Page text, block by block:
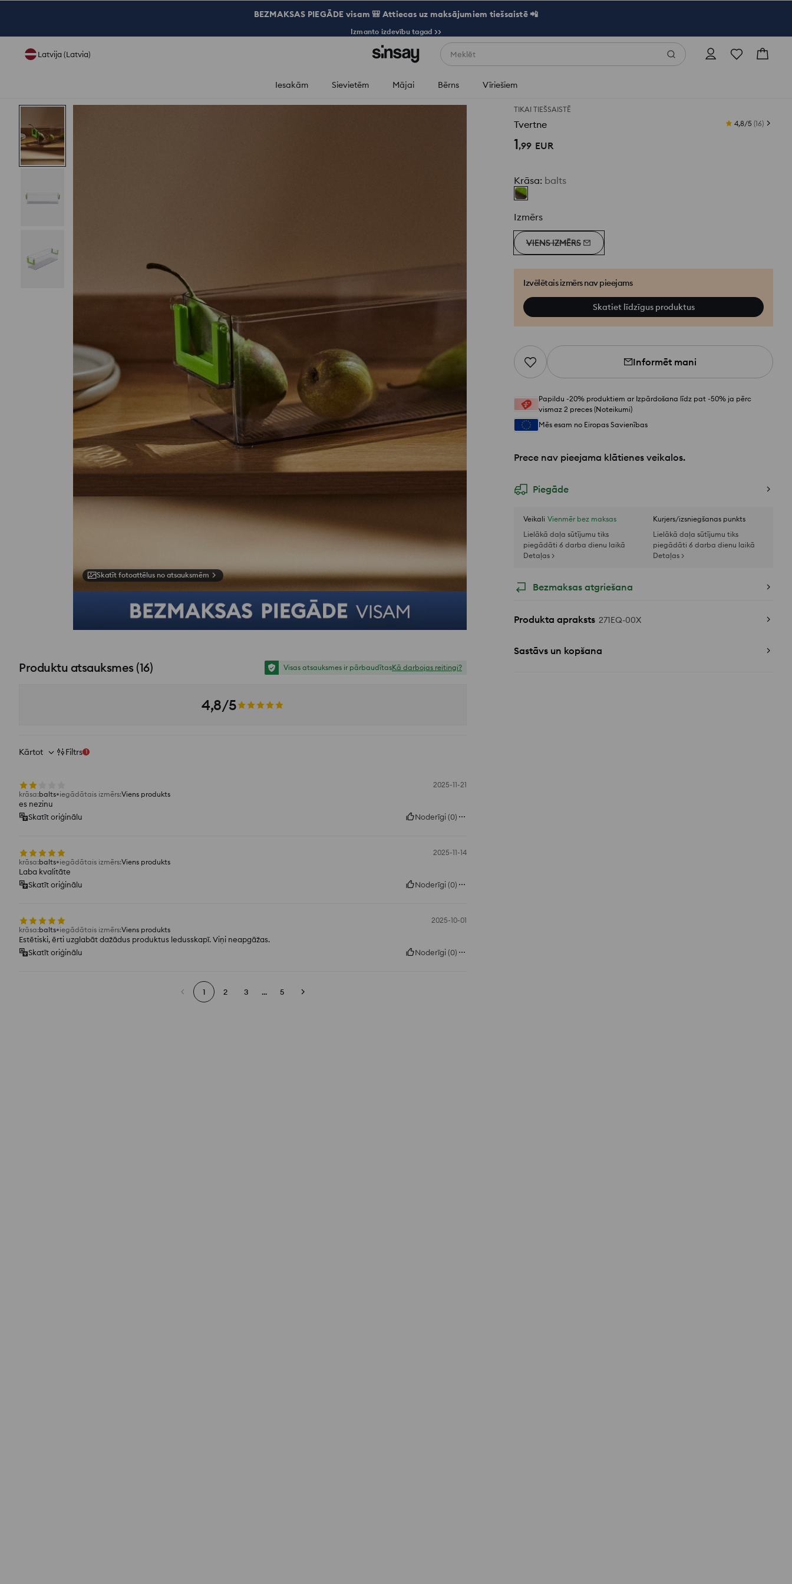
BEZMAKSAS PIEGĀDE visam 🎒 Attiecas uz maksājumiem tiešsaistē 📲
Izmanto izdevību tagad >>
Latvija (Latvia) Meklēt
Iesakām Sievietēm Mājai Bērns Vīriešiem
TIKAI TIEŠSAISTĒ
Tvertne 4,8/5 (16)
1,99 EUR
Krāsa: balts
Izmērs
VIENS IZMĒRS
Izvēlētais izmērs nav pieejams
Skatiet līdzīgus produktus
Informēt mani
Papildu -20% produktiem ar Izpārdošana līdz pat -50% ja pērc
vismaz 2 preces (Noteikumi)
Mēs esam no Eiropas Savienības
Prece nav pieejama klātienes veikalos.
Piegāde
Veikali Vienmēr bez maksas
Lielākā daļa sūtījumu tiks
piegādāti 6 darba dienu laikā
Detaļas >
Kurjers/izsniegšanas punkts
Lielākā daļa sūtījumu tiks
piegādāti 6 darba dienu laikā
Detaļas >
Bezmaksas atgriešana
Produkta apraksts 271EQ-00X
Sastāvs un kopšana
Skatīt fotoattēlus no atsauksmēm
Produktu atsauksmes(16) Visas atsauksmes ir pārbaudītasKā darbojas reitingi?
4,8/5
Kārtot Filtrs 1
2025-11-21
krāsa:balts iegādātais izmērs:Viens produkts
es nezinu
Skatīt oriģinālu
Noderīgi(0)
2025-11-14
krāsa:balts iegādātais izmērs:Viens produkts
Laba kvalitāte
Skatīt oriģinālu
Noderīgi(0)
2025-10-01
krāsa:balts iegādātais izmērs:Viens produkts
Estētiski, ērti uzglabāt dažādus produktus ledusskapī. Viņi neapgāžas.
Skatīt oriģinālu
Noderīgi(0)
1 2 3 ... 5